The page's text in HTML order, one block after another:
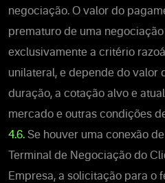
negociação. O valor do
prematuro de uma
exclusivamente a critério
unilateral, e depende do valor
duração, a cotação alvo e
mercado e outras condições
4.6. Se houver uma conexão
Terminal de Negociação do
Empresa, a solicitação para o